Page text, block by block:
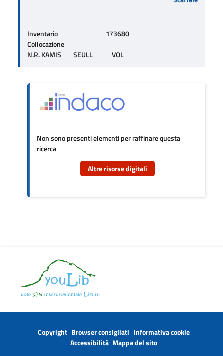
Inventario
173680
Collocazione
N.R. KAMIS        SEULL             VOL
Non sono presenti elementi per raffinare questa
ricerca
Altre risorse digitali
Copyright Browser consigliati Informativa cookie
Accessibilità Mappa del sito